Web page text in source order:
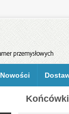
Nowości